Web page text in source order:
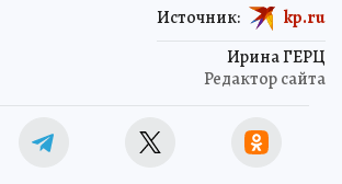
Ирина ГЕРЦ
Редактор сайта
Источник: kp.ru